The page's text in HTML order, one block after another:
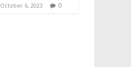
October 6, 2023 0